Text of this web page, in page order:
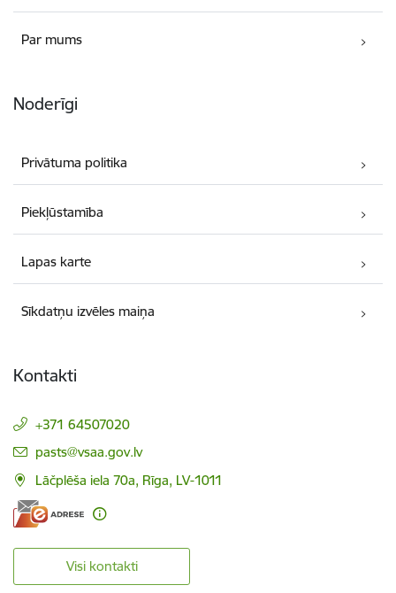
Par mums
Noderīgi
Privātuma politika
Piekļūstamība
Lapas karte
Sīkdatņu izvēles maiņa
Kontakti
+371 64507020
E-pasts:
pasts@vsaa.gov.lv
Lāčplēša iela 70a, Rīga, LV-1011
Visi kontakti